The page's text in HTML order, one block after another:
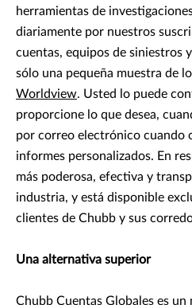
herramientas de
diariamente por nuestros
cuentas, equipos de siniestros
sólo una pequeña muestra de
Worldview. Usted lo puede
proporcione lo que desea,
por correo electrónico cuando
informes personalizados. En
más poderosa, efectiva y
industria, y está disponible
clientes de Chubb y sus
Una alternativa superior
Chubb Cuentas Globales es